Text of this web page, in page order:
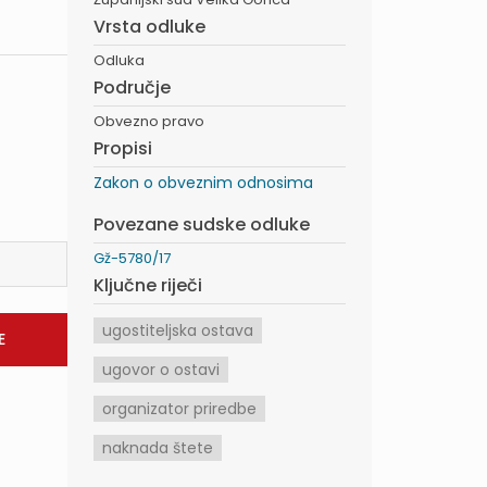
Vrsta odluke
Odluka
Područje
Obvezno pravo
Propisi
Zakon o obveznim odnosima
Povezane sudske odluke
Gž-5780/17
Ključne riječi
ugostiteljska ostava
ugovor o ostavi
organizator priredbe
naknada štete